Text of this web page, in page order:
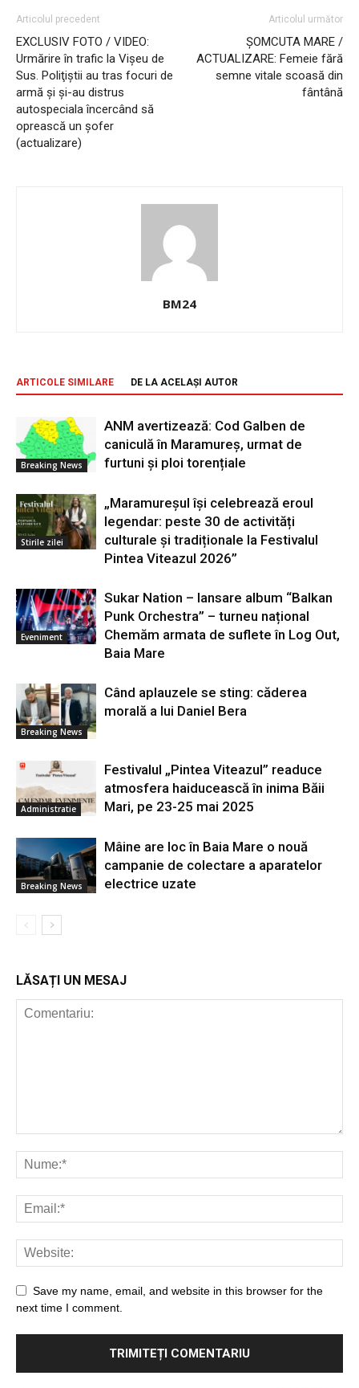
Articolul precedent
EXCLUSIV FOTO / VIDEO:
Urmărire în trafic la Vişeu de
Sus. Poliţiştii au tras focuri de
armă şi şi-au distrus
autospeciala încercând să
oprească un şofer
(actualizare)
Articolul următor
ŞOMCUTA MARE /
ACTUALIZARE: Femeie fără
semne vitale scoasă din
fântână
BM24
ARTICOLE SIMILARE DE LA ACELAȘI AUTOR
Breaking News
ANM avertizează: Cod Galben de
caniculă în Maramureș, urmat de
furtuni și ploi torențiale
Stirile zilei
„Maramureșul își celebrează eroul
legendar: peste 30 de activități
culturale și tradiționale la Festivalul
Pintea Viteazul 2026”
Eveniment
Sukar Nation – lansare album “Balkan
Punk Orchestra” – turneu național
Chemăm armata de suflete în Log Out,
Baia Mare
Breaking News
Când aplauzele se sting: căderea
morală a lui Daniel Bera
Administratie
Festivalul „Pintea Viteazul” readuce
atmosfera haiducească în inima Băii
Mari, pe 23-25 mai 2025
Breaking News
Mâine are loc în Baia Mare o nouă
campanie de colectare a aparatelor
electrice uzate
LĂSAȚI UN MESAJ
Save my name, email, and website in this browser for the
next time I comment.